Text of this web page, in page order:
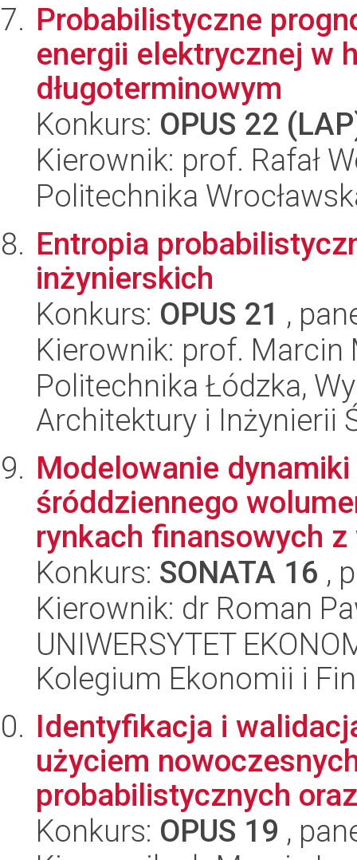
Probabilistyczne
energii elektrycznej w
długoterminowym
Konkurs: OPUS 22
Kierownik: prof. Rafał
Politechnika
Entropia
inżynierskich
Konkurs: OPUS 21 ,
Kierownik: prof. Marcin
Politechnika Łódzka,
Architektury i Inżynierii
Modelowanie
śróddziennego
rynkach finansowych
Konkurs: SONATA 16 ,
Kierownik: dr Roman
UNIWERSYTET
Kolegium Ekonomii i
Identyfikacja i
użyciem
probabilistycznych
Konkurs: OPUS 19 ,